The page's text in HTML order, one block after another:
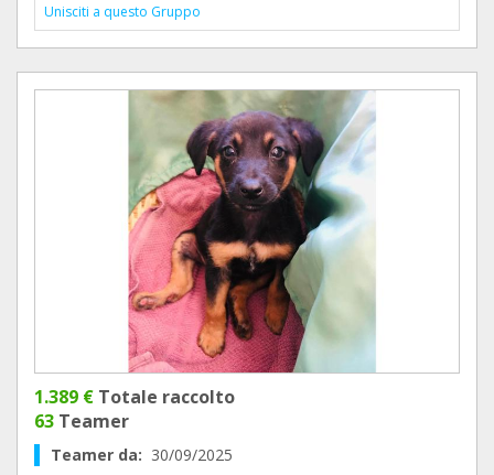
Unisciti a questo Gruppo
1.389 € Totale raccolto
63 Teamer
Teamer da: 30/09/2025